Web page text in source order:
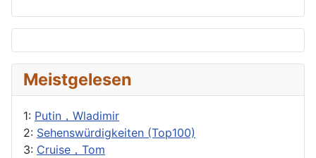
Meistgelesen
1: Putin，Wladimir
2: Sehenswürdigkeiten (Top100)
3: Cruise，Tom